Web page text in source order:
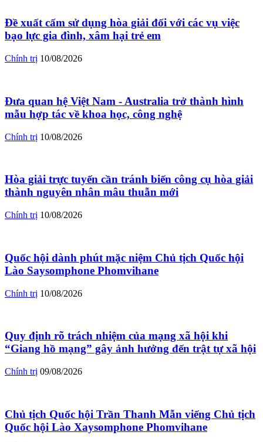
Đề xuất cấm sử dụng hòa giải đối với các vụ việc
bạo lực gia đình, xâm hại trẻ em
Chính trị 10/08/2026
Đưa quan hệ Việt Nam - Australia trở thành hình
mẫu hợp tác về khoa học, công nghệ
Chính trị 10/08/2026
Hòa giải trực tuyến cần tránh biến công cụ hòa giải
thành nguyên nhân mâu thuẫn mới
Chính trị 10/08/2026
Quốc hội dành phút mặc niệm Chủ tịch Quốc hội
Lào Saysomphone Phomvihane
Chính trị 10/08/2026
Quy định rõ trách nhiệm của mạng xã hội khi
“Giang hồ mạng” gây ảnh hưởng đến trật tự xã hội
Chính trị 09/08/2026
Chủ tịch Quốc hội Trần Thanh Mẫn viếng Chủ tịch
Quốc hội Lào Xaysomphone Phomvihane